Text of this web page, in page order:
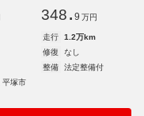
348. 9 万円
走行
1.2万km
修復
なし
整備
法定整備付
平塚市